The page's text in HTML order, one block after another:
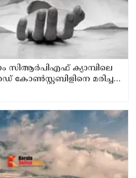
സിആര്‍പിഎഫ് ക്യാമ്പിലെ
കോണ്‍സ്റ്റബിളിനെ മരിച്ച